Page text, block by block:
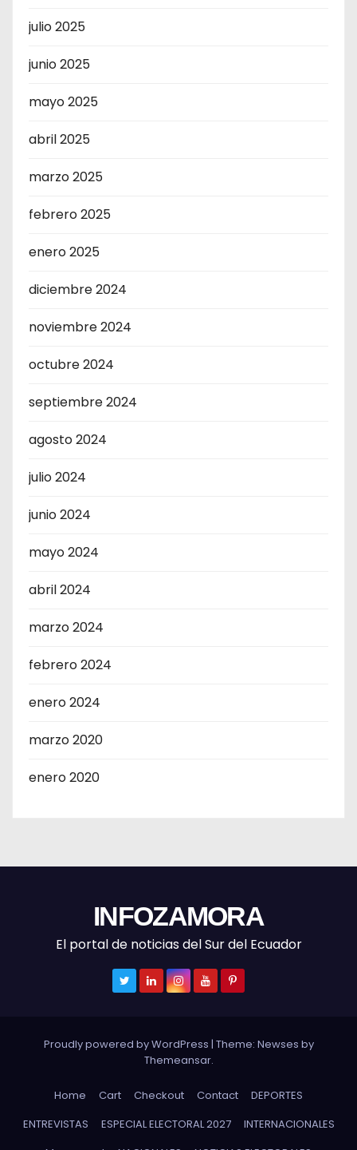
julio 2025
junio 2025
mayo 2025
abril 2025
marzo 2025
febrero 2025
enero 2025
diciembre 2024
noviembre 2024
octubre 2024
septiembre 2024
agosto 2024
julio 2024
junio 2024
mayo 2024
abril 2024
marzo 2024
febrero 2024
enero 2024
marzo 2020
enero 2020
INFOZAMORA
El portal de noticias del Sur del Ecuador
Proudly powered by WordPress | Theme: Newses by
Themeansar.
Home Cart Checkout Contact
DEPORTES
ENTREVISTAS
ESPECIAL ELECTORAL 2027
INTERNACIONALES